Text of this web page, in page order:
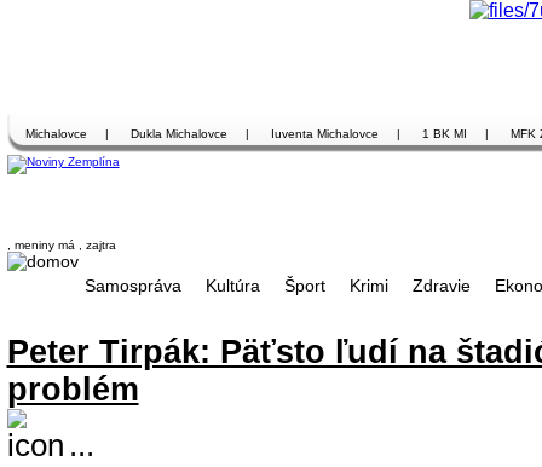
Michalovce | Dukla Michalovce | Iuventa Michalovce | 1 BK MI | MFK
, meniny má , zajtra
Samospráva Kultúra Šport Krimi Zdravie
Peter Tirpák: Päťsto ľudí na
problém
...